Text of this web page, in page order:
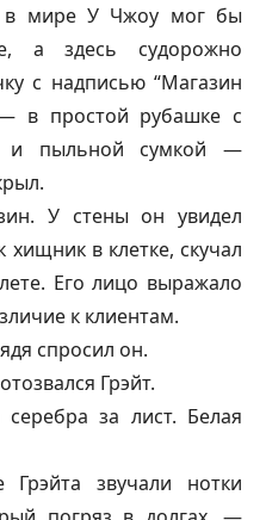
мире У Чжоу мог бы
а здесь судорожно
с надписью “Магазин
— в простой рубашке с
и пыльной сумкой —
У стены он увидел
в клетке, скучал
Его лицо выражало
к клиентам.
спросил он.
Грэйт.
за лист. Белая
звучали нотки